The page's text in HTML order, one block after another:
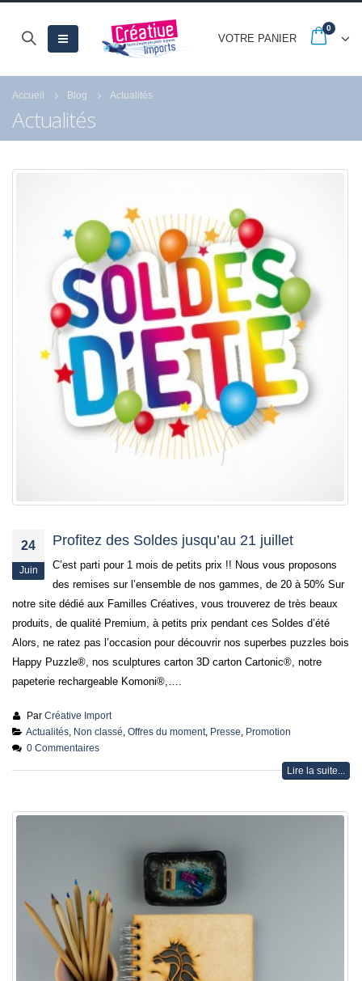
VOTRE PANIER
0
Accueil Blog Actualités
Actualités
24
Juin
Profitez des Soldes jusqu’au 21 juillet
C’est parti pour 1 mois de petits prix !! Nous vous proposons
des remises sur l’ensemble de nos gammes, de 20 à 50% Sur
notre site dédié aux Familles Créatives, vous trouverez de très beaux
produits, de qualité Premium, à petits prix pendant ces Soldes d’été
Alors, ne ratez pas l’occasion pour découvrir nos superbes puzzles bois
Happy Puzzle®, nos sculptures carton 3D carton Cartonic®, notre
papeterie rechargeable Komoni®,….
Par Créative Import
Actualités, Non classé Offres du moment, Presse
Promotion
0 Commentaires
Lire la suite...
18 juillet 2021
Fermeture estivale
21 juillet 2026
Profitez des Soldes
jusqu’au 21 juillet
24 juin 2026